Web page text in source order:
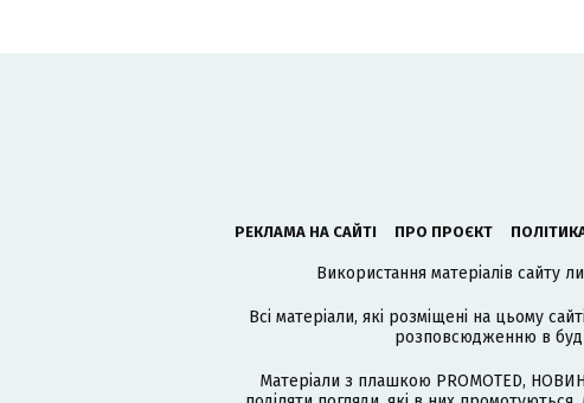
РЕКЛАМА НА САЙТІ ПРО ПРОЄКТ
Використання матеріалів сайту
Всі матеріали, які розміщені на цьому
розповсюдженню в
Матеріали з плашкою PROMOTED,